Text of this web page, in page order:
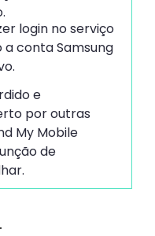
login no serviço
a conta Samsung
e
por outras
My Mobile
de